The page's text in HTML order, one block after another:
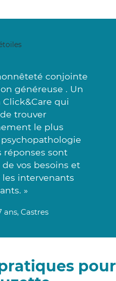
conjointe
généreuse . Un
qui
trouver
le plus
réponses sont
vos besoins et
intervenants
»
ans, Castres
pour